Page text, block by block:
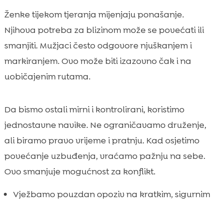
Ženke tijekom tjeranja mijenjaju ponašanje.
Njihova potreba za blizinom može se povećati ili
smanjiti. Mužjaci često odgovore njuškanjem i
markiranjem. Ovo može biti izazovno čak i na
uobičajenim rutama.
Da bismo ostali mirni i kontrolirani, koristimo
jednostavne navike. Ne ograničavamo druženje,
ali biramo pravo vrijeme i pratnju. Kad osjetimo
povećanje uzbuđenja, vraćamo pažnju na sebe.
Ovo smanjuje mogućnost za konflikt.
Vježbamo pouzdan opoziv na kratkim, sigurnim